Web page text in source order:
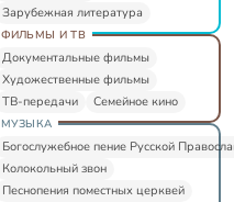
Зарубежная литература
ФИЛЬМЫ И ТВ
Документальные фильмы
Художественные фильмы
ТВ-передачи
Семейное кино
МУЗЫКА
Богослужебное пение Русской
Колокольный звон
Песнопения поместных церквей